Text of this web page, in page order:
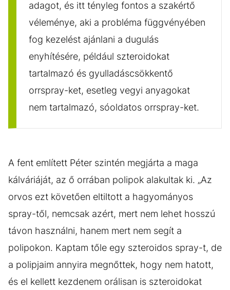
adagot, és itt tényleg fontos a szakértő
véleménye, aki a probléma függvényében
fog kezelést ajánlani a dugulás
enyhítésére, például szteroidokat
tartalmazó és gyulladáscsökkentő
orrspray-ket, esetleg vegyi anyagokat
nem tartalmazó, sóoldatos orrspray-ket.
A fent említett Péter szintén megjárta a maga
kálváriáját, az ő orrában polipok alakultak ki. „Az
orvos ezt követően eltiltott a hagyományos
spray-től, nemcsak azért, mert nem lehet hosszú
távon használni, hanem mert nem segít a
polipokon. Kaptam tőle egy szteroidos spray-t, de
a polipjaim annyira megnőttek, hogy nem hatott,
és el kellett kezdenem orálisan is szteroidokat